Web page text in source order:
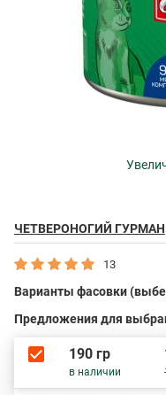
ЧЕТВЕРОНОГИЙ ГУРМАН
13
Варианты фасовки
Предложения для
190 гр
в наличии